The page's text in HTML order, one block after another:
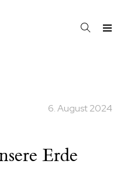
6. August 2024
Erde